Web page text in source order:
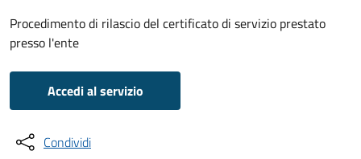
Procedimento di rilascio del certificato di servizio prestato
presso l'ente
Accedi al servizio
Condividi